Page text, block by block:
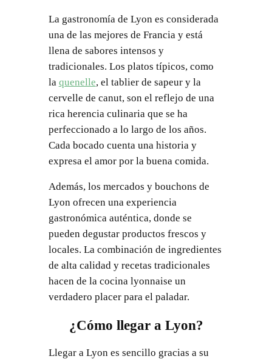
La gastronomía de Lyon es considerada
una de las mejores de Francia y está
llena de sabores intensos y
tradicionales. Los platos típicos, como
la quenelle, el tablier de sapeur y la
cervelle de canut, son el reflejo de una
rica herencia culinaria que se ha
perfeccionado a lo largo de los años.
Cada bocado cuenta una historia y
expresa el amor por la buena comida.
Además, los mercados y bouchons de
Lyon ofrecen una experiencia
gastronómica auténtica, donde se
pueden degustar productos frescos y
locales. La combinación de ingredientes
de alta calidad y recetas tradicionales
hacen de la cocina lyonnaise un
verdadero placer para el paladar.
¿Cómo llegar a Lyon?
Llegar a Lyon es sencillo gracias a su